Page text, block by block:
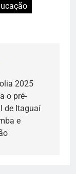
2025
o pré-
de Itaguaí
e